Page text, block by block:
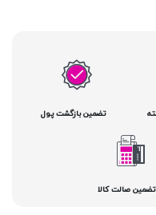
تضمین بازگشت پول
تضمین صالت کالا